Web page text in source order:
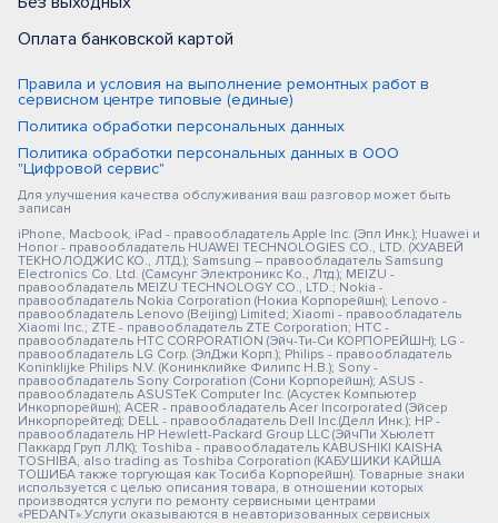
Оплата банковской картой
Правила и условия на выполнение ремонтных работ в
сервисном центре типовые (единые)
Политика обработки персональных данных
Политика обработки персональных данных в ООО
"Цифровой сервис"
Для улучшения качества обслуживания ваш разговор может быть
записан
iPhone, Macbook, iPad - правообладатель Apple Inc. (Эпл Инк.); Huawei и
Honor - правообладатель HUAWEI TECHNOLOGIES CO., LTD. (ХУАВЕЙ
ТЕКНОЛОДЖИС КО., ЛТД.); Samsung – правообладатель Samsung
Electronics Co. Ltd. (Самсунг Электроникс Ко., Лтд.); MEIZU -
правообладатель MEIZU TECHNOLOGY CO., LTD.; Nokia -
правообладатель Nokia Corporation (Нокиа Корпорейшн); Lenovo -
правообладатель Lenovo (Beijing) Limited; Xiaomi - правообладатель
Xiaomi Inc.; ZTE - правообладатель ZTE Corporation; HTC -
правообладатель HTC CORPORATION (Эйч-Ти-Си КОРПОРЕЙШН); LG -
правообладатель LG Corp. (ЭлДжи Корп.); Philips - правообладатель
Koninklijke Philips N.V. (Конинклийке Филипс Н.В.); Sony -
правообладатель Sony Corporation (Сони Корпорейшн); ASUS -
правообладатель ASUSTeK Computer Inc. (Асустек Компьютер
Инкорпорейшн); ACER - правообладатель Acer Incorporated (Эйсер
Инкорпорейтед); DELL - правообладатель Dell Inc.(Делл Инк.); HP -
правообладатель HP Hewlett-Packard Group LLC (ЭйчПи Хьюлетт
Паккард Груп ЛЛК); Toshiba - правообладатель KABUSHIKI KAISHA
TOSHIBA, also trading as Toshiba Corporation (КАБУШИКИ КАЙША
ТОШИБА также торгующая как Тосиба Корпорейшн). Товарные знаки
используется с целью описания товара, в отношении которых
производятся услуги по ремонту сервисными центрами
«PEDANT».Услуги оказываются в неавторизованных сервисных